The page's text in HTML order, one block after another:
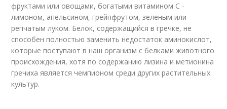
фруктами или овощами, богатыми витамином С -
лимоном, апельсином, грейпфрутом, зеленым или
репчатым луком. Белок, содержащийся в гречке, не
способен полностью заменить недостаток аминокислот,
которые поступают в наш организм с белками животного
происхождения, хотя по содержанию лизина и метионина
гречиха является чемпионом среди других растительных
культур.